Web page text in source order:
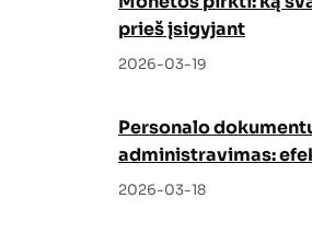
prieš įsigyjant
2026-03-19
Personalo
administravimas:
tvarkos garantas
2026-03-18